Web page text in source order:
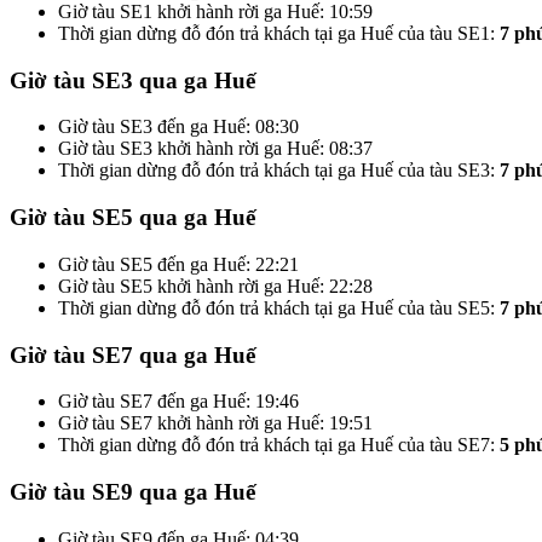
Giờ tàu SE1 khởi hành rời ga Huế: 10:59
Thời gian dừng đỗ đón trả khách tại ga Huế của tàu SE1: 7
Giờ tàu SE3 qua ga Huế
Giờ tàu SE3 đến ga Huế: 08:30
Giờ tàu SE3 khởi hành rời ga Huế: 08:37
Thời gian dừng đỗ đón trả khách tại ga Huế của tàu SE3: 7
Giờ tàu SE5 qua ga Huế
Giờ tàu SE5 đến ga Huế: 22:21
Giờ tàu SE5 khởi hành rời ga Huế: 22:28
Thời gian dừng đỗ đón trả khách tại ga Huế của tàu SE5: 7
Giờ tàu SE7 qua ga Huế
Giờ tàu SE7 đến ga Huế: 19:46
Giờ tàu SE7 khởi hành rời ga Huế: 19:51
Thời gian dừng đỗ đón trả khách tại ga Huế của tàu SE7: 5
Giờ tàu SE9 qua ga Huế